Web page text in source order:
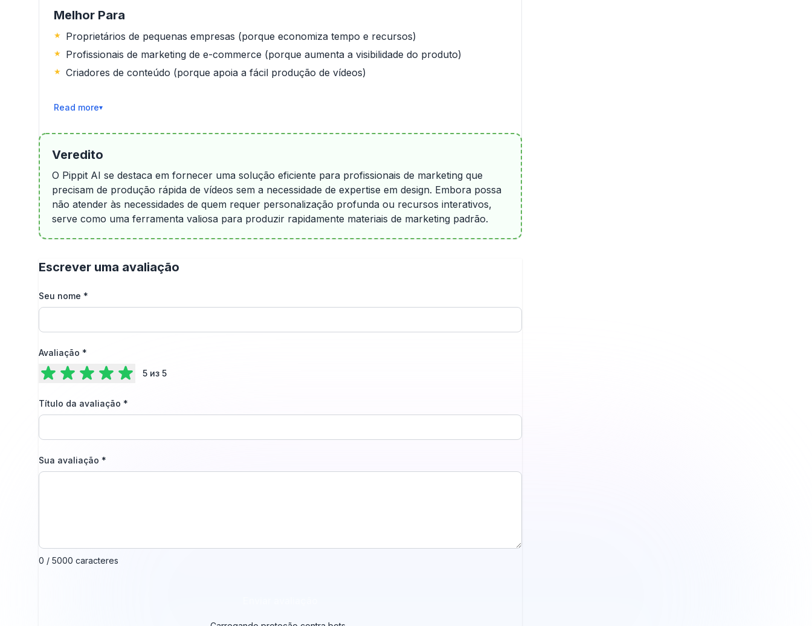
Melhor Para
Proprietários de pequenas empresas (porque economiza tempo e recursos)
Profissionais de marketing de e-commerce (porque aumenta a visibilidade do produto)
Criadores de conteúdo (porque apoia a fácil produção de vídeos)
Ler Mais
Veredito
O Pippit AI se destaca em fornecer uma solução eficiente para profissionais de marketing que
precisam de produção rápida de vídeos sem a necessidade de expertise em design. Embora possa
não atender às necessidades de quem requer personalização profunda ou recursos interativos,
serve como uma ferramenta valiosa para produzir rapidamente materiais de marketing padrão.
Escrever uma avaliação
Seu nome *
Avaliação *
5 из 5
Título da avaliação *
Sua avaliação *
0 / 5000 caracteres